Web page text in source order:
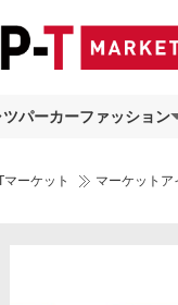
パーカーファッション
マーケット マーケット